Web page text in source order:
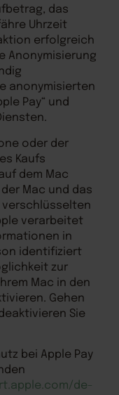
das
Uhrzeit
erfolgreich
Anonymisierung
anonymisierten
Pay“ und
oder der
Kaufs
dem Mac
Mac und das
verarbeitet
in
identifiziert
zur
Mac in den
Gehen
Sie
bei Apple Pay
/de-